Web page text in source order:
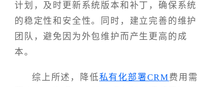
计划，及时更新系统版本和补丁，确保系统
的稳定性和安全性。同时，建立完善的维护
团队，避免因为外包维护而产生更高的成
本。
综上所述，降低私有化部署CRM费用需